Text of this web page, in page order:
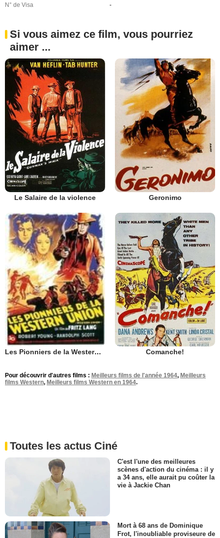
N° de Visa
-
Si vous aimez ce film, vous pourriez
aimer ...
Le Salaire de la violence Geronimo
Les Pionniers de la Western Union Comanche!
Pour découvrir d'autres films : Meilleurs films de l'année 1964, Meilleurs
films Western, Meilleurs films Western en 1964.
Toutes les actus Ciné
C'est l'une des meilleures
scènes d'action du cinéma : il y
a 34 ans, elle aurait pu coûter la
vie à Jackie Chan
Mort à 68 ans de Dominique
Frot, l'inoubliable proviseure de